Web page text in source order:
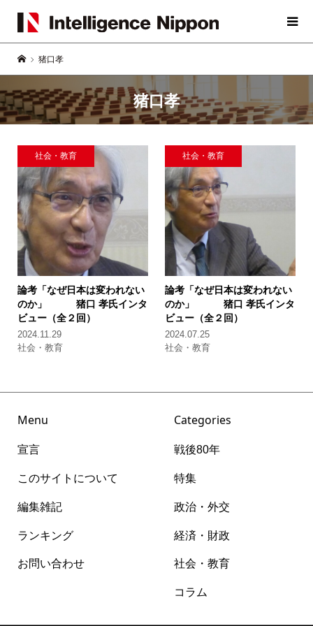
猪口孝
猪口孝
社会・教育
論考「なぜ日本は変われない
のか」
猪口 孝氏インタ
ビュー（全２回）
2024.11.29
社会・教育
社会・教育
論考「なぜ日本は変われない
のか」
猪口 孝氏インタ
ビュー（全２回）
2024.07.25
社会・教育
Menu
宣言
このサイトについて
編集雑記
ランキング
お問い合わせ
Categories
戦後80年
特集
政治・外交
経済・財政
社会・教育
コラム